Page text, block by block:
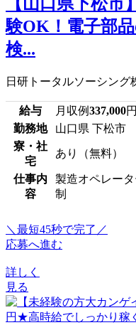
験OK！電子部
検...
日研トータルソーシング
給与 月収例337,000円
勤務地
山口県 下松市
寮・社
宅
あり（無料）
仕事内
容
製造オペレー
制
＼最短45秒で完了／
応募へ進む
詳しく
見る